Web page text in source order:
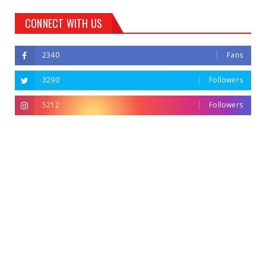
CONNECT WITH US
2340 Fans
3290 Followers
5212 Followers